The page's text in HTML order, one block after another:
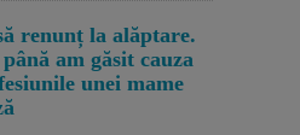
renunț la alăptare.
am găsit cauza
unei mame